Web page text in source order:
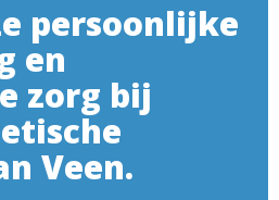
persoonlijke
en
zorg bij
Veen.